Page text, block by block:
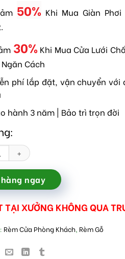
50% Khi Mua Giàn
30% Khi Mua Cửa Lưới
Cách
phí lắp đặt, vận chuyển với
hành 3 năm | Bảo trì trọn đời
phòng khách đẹp sang trọng số
ngay
TẠI XƯỞNG KHÔNG QUA
Rèm Cửa Phòng Khách, Rèm Gỗ